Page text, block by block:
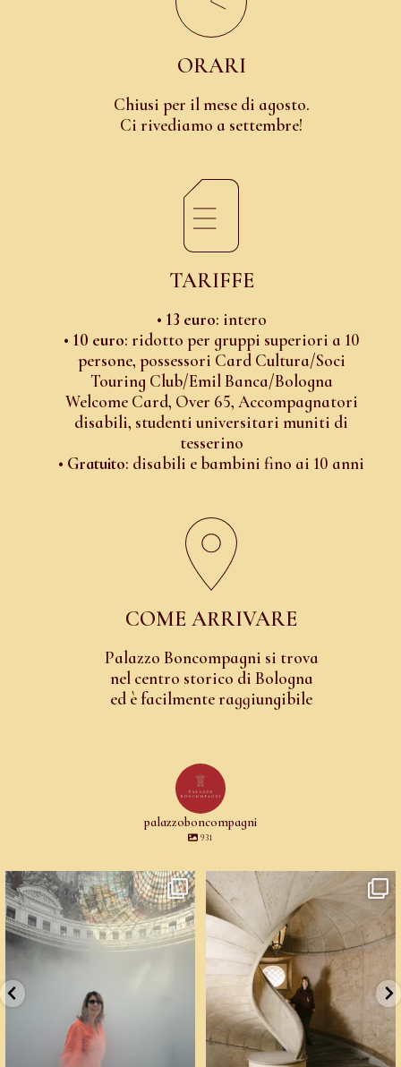
ORARI
Chiusi per il mese di agosto.
Ci rivediamo a settembre!
TARIFFE
• 13 euro: intero
• 10 euro: ridotto per gruppi superiori a 10
persone, possessori Card Cultura/Soci
Touring Club/Emil Banca/Bologna
Welcome Card, Over 65, Accompagnatori
disabili, studenti universitari muniti di
tesserino
• Gratuito: disabili e bambini fino ai 10 anni
COME ARRIVARE
Palazzo Boncompagni si trova
nel centro storico di Bologna
ed è facilmente raggiungibile
palazzoboncompagni
931
Cartoline da Parigi.
Il lavoro di...
56 2
Un palazzo del Cinquecento non si
mantiene da
...
89